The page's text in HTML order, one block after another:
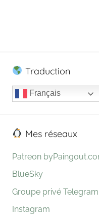
Traduction
Français
Mes réseaux
Patreon
BlueSky
Groupe privé Telegram
Instagram